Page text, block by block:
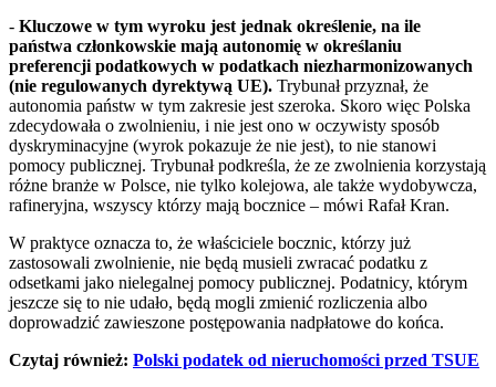
- Kluczowe w tym wyroku jest jednak określenie, na ile
państwa członkowskie mają autonomię w określaniu
preferencji podatkowych w podatkach niezharmonizowanych
(nie regulowanych dyrektywą UE). Trybunał przyznał, że
autonomia państw w tym zakresie jest szeroka. Skoro więc Polska
zdecydowała o zwolnieniu, i nie jest ono w oczywisty sposób
dyskryminacyjne (wyrok pokazuje że nie jest), to nie stanowi
pomocy publicznej. Trybunał podkreśla, że ze zwolnienia korzystają
różne branże w Polsce, nie tylko kolejowa, ale także wydobywcza,
rafineryjna, wszyscy którzy mają bocznice – mówi Rafał Kran.
W praktyce oznacza to, że właściciele bocznic, którzy już
zastosowali zwolnienie, nie będą musieli zwracać podatku z
odsetkami jako nielegalnej pomocy publicznej. Podatnicy, którym
jeszcze się to nie udało, będą mogli zmienić rozliczenia albo
doprowadzić zawieszone postępowania nadpłatowe do końca.
Czytaj również: Polski podatek od nieruchomości przed TSUE